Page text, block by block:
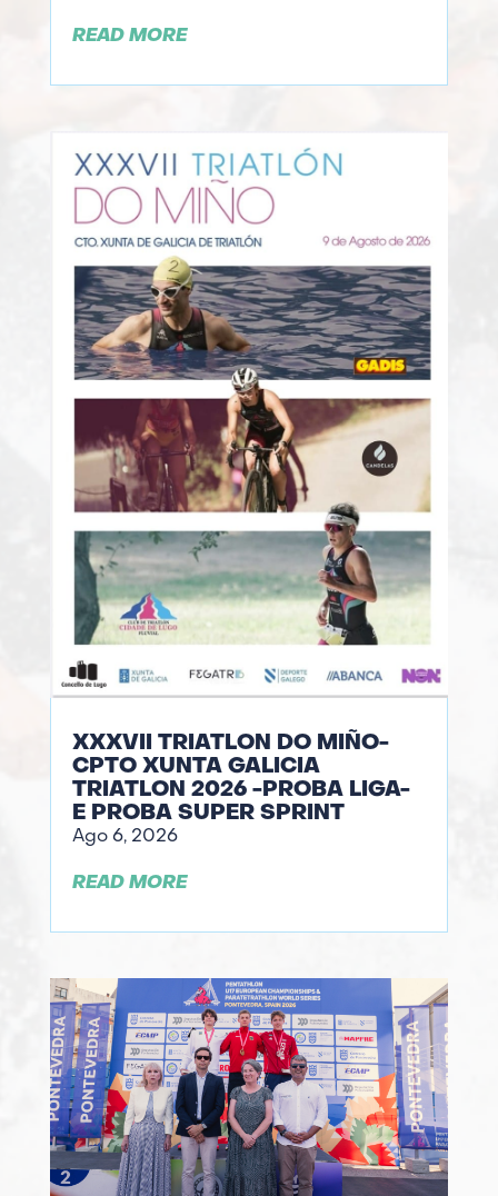
READ MORE
XXXVII TRIATLON DO MIÑO-
CPTO XUNTA GALICIA
TRIATLON 2026 -PROBA LIGA-
E PROBA SUPER SPRINT
Ago 6, 2026
READ MORE